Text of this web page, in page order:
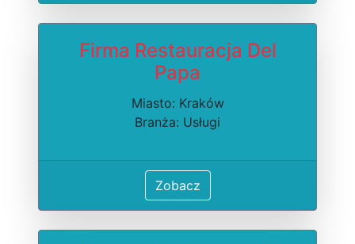
Firma Restauracja Del
Papa
Miasto: Kraków
Branża: Usługi
Zobacz